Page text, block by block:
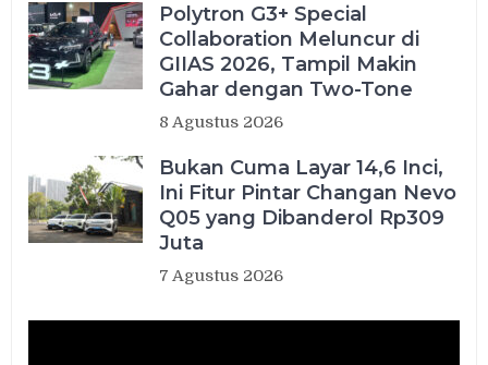
Polytron G3+ Special
Collaboration Meluncur di
GIIAS 2026, Tampil Makin
Gahar dengan Two-Tone
8 Agustus 2026
Bukan Cuma Layar 14,6 Inci,
Ini Fitur Pintar Changan Nevo
Q05 yang Dibanderol Rp309
Juta
7 Agustus 2026